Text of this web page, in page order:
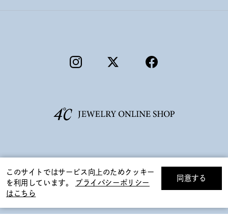
絞り込んで検索する
このサイトではサービス向上のためクッキー
を利用しています。
プライバシーポリシー
はこちら
同意する